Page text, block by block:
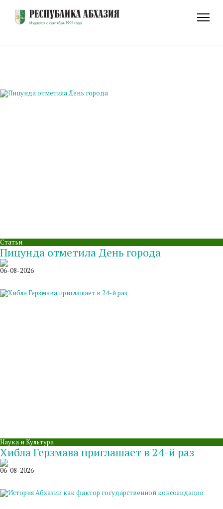
Статьи
Пицунда отметила День города
06-08-2026
Наука и Культура
Хибла Герзмава приглашает в 24-й раз
06-08-2026